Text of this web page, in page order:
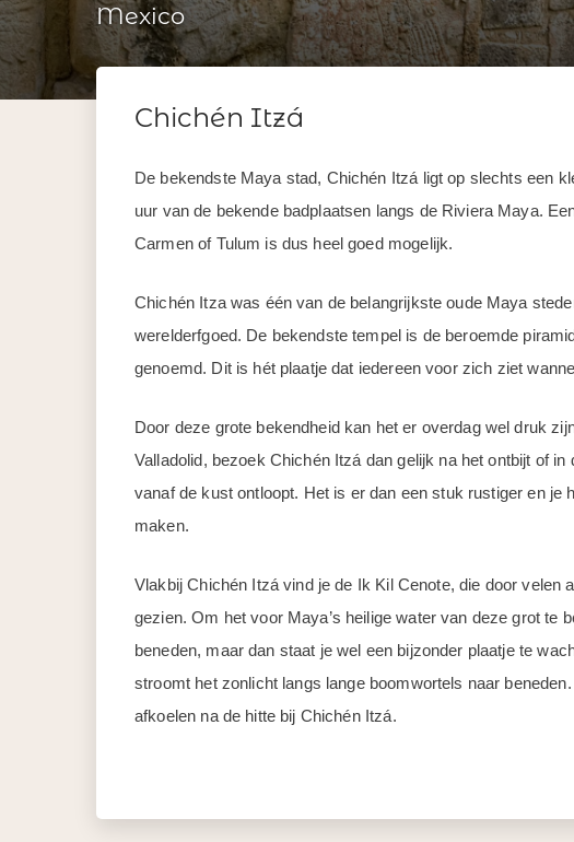
Mexico
Chichén Itzá
De bekendste Maya stad, Chichén Itzá ligt op slechts een
uur van de bekende badplaatsen langs de Riviera Maya.
Carmen of Tulum is dus heel goed mogelijk.
Chichén Itza was één van de belangrijkste oude Maya
werelderfgoed. De bekendste tempel is de beroemde
genoemd. Dit is hét plaatje dat iedereen voor zich ziet
Door deze grote bekendheid kan het er overdag wel druk
Valladolid, bezoek Chichén Itzá dan gelijk na het ontbijt of
vanaf de kust ontloopt. Het is er dan een stuk rustiger en je
maken.
Vlakbij Chichén Itzá vind je de Ik Kil Cenote, die door velen
gezien. Om het voor Maya’s heilige water van deze grot te
beneden, maar dan staat je wel een bijzonder plaatje te
stroomt het zonlicht langs lange boomwortels naar
afkoelen na de hitte bij Chichén Itzá.